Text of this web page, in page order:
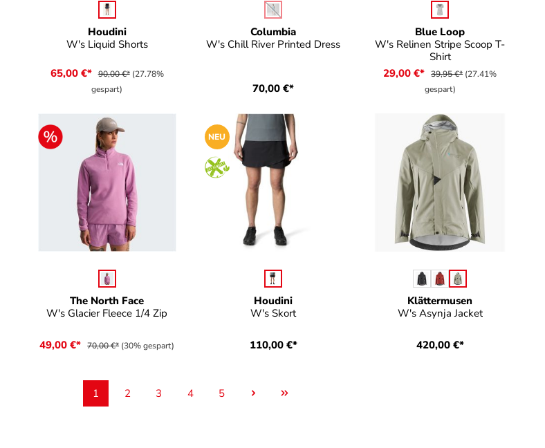
Houdini
W's Liquid Shorts
auswählen
65,00 €* 90,00 €* (27.78%
gespart)
Columbia
W's Chill River Printed Dress
auswählen
(Diese Option ist zurzeit nicht verfügbar.)
70,00 €*
Blue Loop
W's Relinen Stripe Scoop T-
Shirt
auswählen
29,00 €* 39,95 €* (27.41%
gespart)
The North Face
W's Glacier Fleece 1/4 Zip
auswählen
49,00 €* 70,00 €* (30% gespart)
NEU
Houdini
W's Skort
Farbe
110,00 €*
Klättermusen
W's Asynja Jacket
Farbeauswählen
420,00 €*
Seite
1 Seite
2 Seite
3 Seite
4 Seite
5